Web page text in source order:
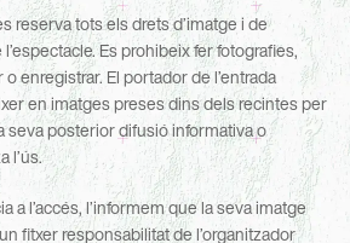
reserva tots els drets d’imatge i de
Es prohibeix fer fotografies,
enregistrar. El portador de l’entrada
en imatges preses dins dels recintes per
seva posterior difusió informativa o
l’ús.
a l’accés, l’informem que la seva imatge
fitxer responsabilitat de l’organitzador